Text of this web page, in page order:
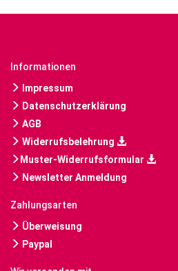
Informationen
Impressum
Datenschutzerklärung
AGB
Widerrufsbelehrung
Muster-Widerrufsformular
Newsletter Anmeldung
Zahlungsarten
Überweisung
Paypal